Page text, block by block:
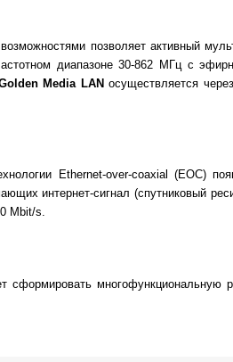
позволяет активный
диапазоне 30-862 МГц с
Media LANосуществляется
Ethernet-over-coaxial (EOC)
интернет-сигнал (спутниковый
Mbit/s.
многофункциональную